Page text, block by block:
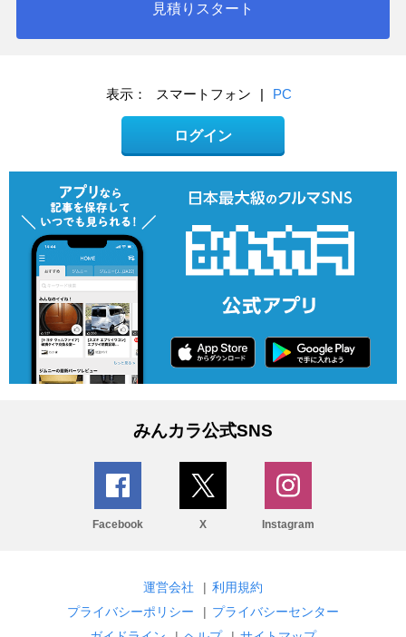
見積りスタート
表示： スマートフォン | PC
ログイン
みんカラ公式SNS
Facebook X Instagram
運営会社 | 利用規約
プライバシーポリシー
| プライバシーセンター